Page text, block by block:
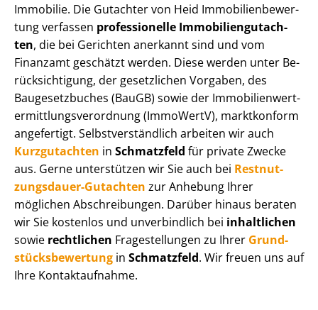
Immobilie. Die Gutachter von Heid Im­mo­bi­li­en­be­wer­
tung verfassen professionelle Im­mo­bi­li­en­gut­ach­
ten, die bei Gerichten anerkannt sind und vom
Finanzamt geschätzt werden. Diese werden unter Be­
rück­sich­ti­gung, der gesetzlichen Vorgaben, des
Baugesetzbuches (BauGB) sowie der Im­mo­bi­li­en­wert­
ermitt­lungs­ver­ord­nung (ImmoWertV), marktkonform
angefertigt. Selbst­ver­ständ­lich arbeiten wir auch
Kurzgutachten in Schmatzfeld für private Zwecke
aus. Gerne unterstützen wir Sie auch bei Rest­nut­
zungs­dau­er-Gutachten zur Anhebung Ihrer
möglichen Abschreibungen. Darüber hinaus beraten
wir Sie kostenlos und unverbindlich bei inhaltlichen
sowie rechtlichen Fragestellungen zu Ihrer Grund­
stücks­be­wer­tung in Schmatzfeld. Wir freuen uns auf
Ihre Kontaktaufnahme.